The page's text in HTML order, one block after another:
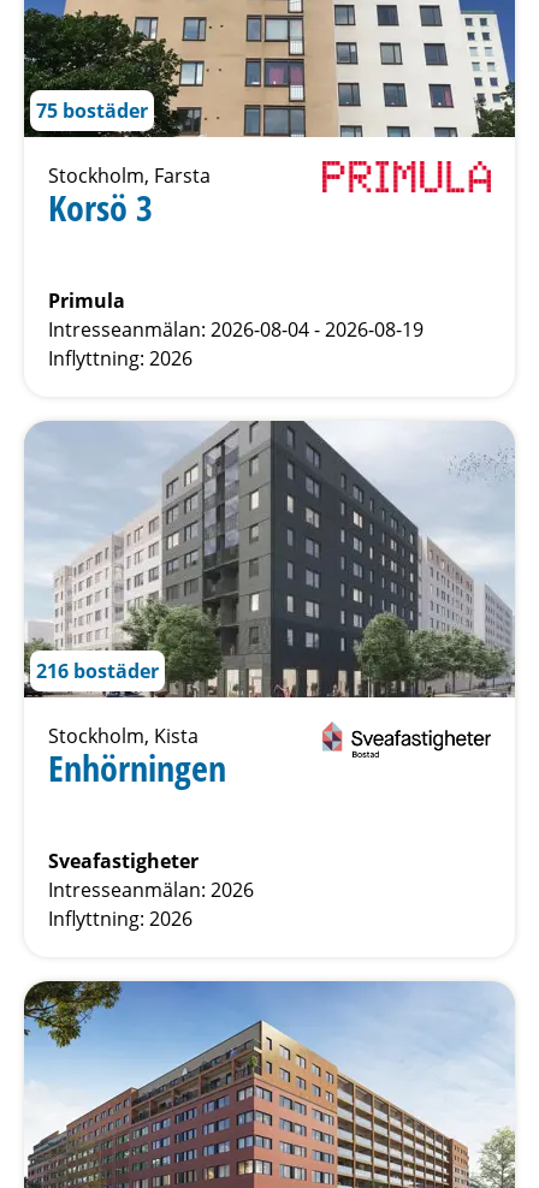
75 bostäder
Stockholm, Farsta
Korsö 3
Primula
Intresseanmälan: 2026-08-04 - 2026-08-19
Inflyttning: 2026
216 bostäder
Stockholm, Kista
Enhörningen
Sveafastigheter
Intresseanmälan: 2026
Inflyttning: 2026